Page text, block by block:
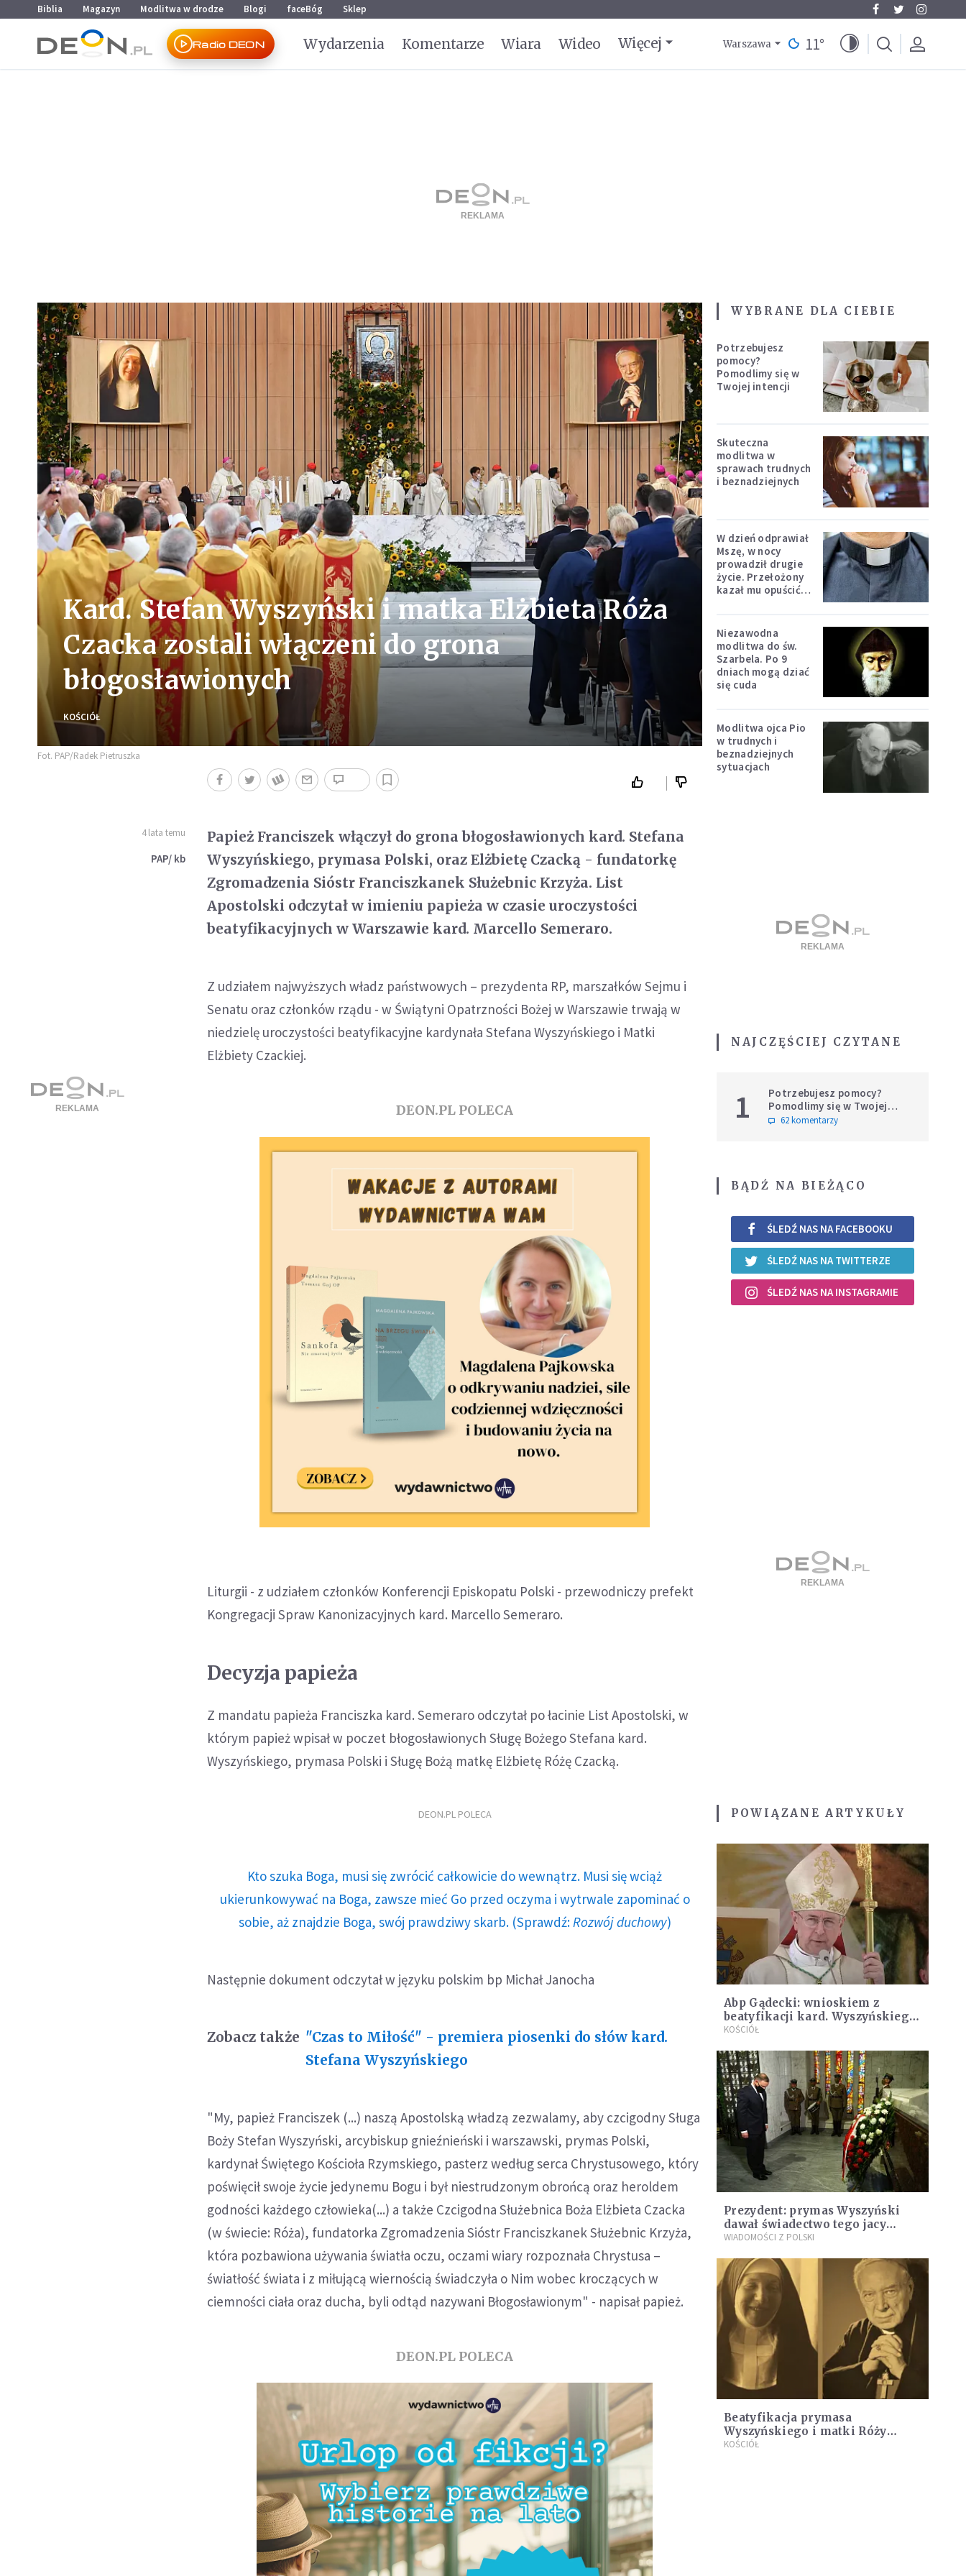
Przejdź do menu głównego
Przejdź do treści
Biblia Magazyn Modlitwa w drodze Blogi faceBóg Sklep
Radio DEON Wydarzenia Komentarze Wiara Wideo Więcej Warszawa 11°
Kard. Stefan Wyszyński i matka Elżbieta Róża
Czacka zostali włączeni do grona
błogosławionych
KOŚCIÓŁ
Fot. PAP/Radek Pietruszka
4 lata temu
PAP/ kb
Papież Franciszek włączył do grona błogosławionych kard. Stefana
Wyszyńskiego, prymasa Polski, oraz Elżbietę Czacką - fundatorkę
Zgromadzenia Sióstr Franciszkanek Służebnic Krzyża. List
Apostolski odczytał w imieniu papieża w czasie uroczystości
beatyfikacyjnych w Warszawie kard. Marcello Semeraro.
Z udziałem najwyższych władz państwowych – prezydenta RP, marszałków Sejmu i
Senatu oraz członków rządu - w Świątyni Opatrzności Bożej w Warszawie trwają w
niedzielę uroczystości beatyfikacyjne kardynała Stefana Wyszyńskiego i Matki
Elżbiety Czackiej.
DEON.PL POLECA
Liturgii - z udziałem członków Konferencji Episkopatu Polski - przewodniczy prefekt
Kongregacji Spraw Kanonizacyjnych kard. Marcello Semeraro.
Decyzja papieża
Z mandatu papieża Franciszka kard. Semeraro odczytał po łacinie List Apostolski, w
którym papież wpisał w poczet błogosławionych Sługę Bożego Stefana kard.
Wyszyńskiego, prymasa Polski i Sługę Bożą matkę Elżbietę Różę Czacką.
DEON.PL POLECA
Kto szuka Boga, musi się zwrócić całkowicie do wewnątrz. Musi się wciąż
ukierunkowywać na Boga, zawsze mieć Go przed oczyma i wytrwale zapominać o
sobie, aż znajdzie Boga, swój prawdziwy skarb. (Sprawdź: Rozwój duchowy)
Następnie dokument odczytał w języku polskim bp Michał Janocha
Zobacz także "Czas to Miłość" - premiera piosenki do słów kard.
Stefana Wyszyńskiego
"My, papież Franciszek (...) naszą Apostolską władzą zezwalamy, aby czcigodny Sługa
Boży Stefan Wyszyński, arcybiskup gnieźnieński i warszawski, prymas Polski,
kardynał Świętego Kościoła Rzymskiego, pasterz według serca Chrystusowego, który
poświęcił swoje życie jedynemu Bogu i był niestrudzonym obrońcą oraz heroldem
godności każdego człowieka(...) a także Czcigodna Służebnica Boża Elżbieta Czacka
(w świecie: Róża), fundatorka Zgromadzenia Sióstr Franciszkanek Służebnic Krzyża,
która pozbawiona używania światła oczu, oczami wiary rozpoznała Chrystusa –
światłość świata i z miłującą wiernością świadczyła o Nim wobec kroczących w
ciemności ciała oraz ducha, byli odtąd nazywani Błogosławionym" - napisał papież.
DEON.PL POLECA
WYBRANE DLA CIEBIE
Potrzebujesz
pomocy?
Pomodlimy się w
Twojej intencji
Skuteczna
modlitwa w
sprawach trudnych
i beznadziejnych
W dzień odprawiał
Mszę, w nocy
prowadził drugie
życie. Przełożony
kazał mu opuścić
Niezawodna
modlitwa do św.
Szarbela. Po 9
dniach mogą dziać
się cuda
Modlitwa ojca Pio
w trudnych i
beznadziejnych
sytuacjach
NAJCZĘŚCIEJ CZYTANE
1
Potrzebujesz pomocy?
Pomodlimy się w Twojej
intencji
62 komentarzy
BĄDŹ NA BIEŻĄCO
ŚLEDŹ NAS NA FACEBOOKU
ŚLEDŹ NAS NA TWITTERZE
ŚLEDŹ NAS NA INSTAGRAMIE
POWIĄZANE ARTYKUŁY
Abp Gądecki: wnioskiem z
beatyfikacji kard. Wyszyńskiego
powinno być odrodzenie wiary
KOŚCIÓŁ
Prezydent: prymas Wyszyński
dawał świadectwo tego jacy
jesteśmy my, Polacy
WIADOMOŚCI Z POLSKI
Beatyfikacja prymasa
Wyszyńskiego i matki Róży
Czackiej [TRANSMISJA]
KOŚCIÓŁ